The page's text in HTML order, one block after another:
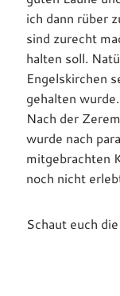
ich dann rüber
sind zurecht
halten soll.
Engelskirchen
gehalten wurde.
Nach der
wurde nach
mitgebrachten
noch nicht
Schaut euch